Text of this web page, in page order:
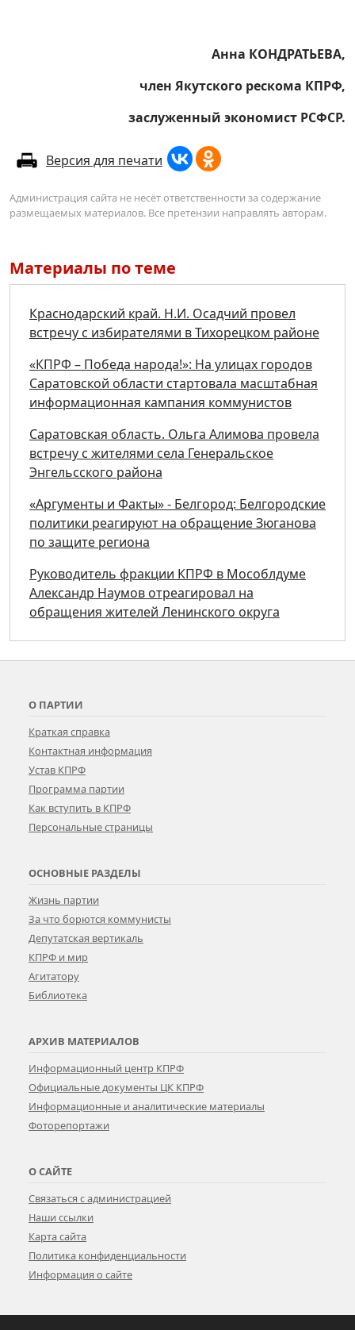
Анна КОНДРАТЬЕВА,
член Якутского рескома КПРФ,
заслуженный экономист РСФСР.
Версия для печати
Администрация сайта не несёт ответственности за содержание
размещаемых материалов. Все претензии направлять авторам.
Материалы по теме
Краснодарский край. Н.И. Осадчий провел
встречу с избирателями в Тихорецком районе
«КПРФ – Победа народа!»: На улицах городов
Саратовской области стартовала масштабная
информационная кампания коммунистов
Саратовская область. Ольга Алимова провела
встречу с жителями села Генеральское
Энгельсского района
«Аргументы и Факты» - Белгород: Белгородские
политики реагируют на обращение Зюганова
по защите региона
Руководитель фракции КПРФ в Мособлдуме
Александр Наумов отреагировал на
обращения жителей Ленинского округа
О ПАРТИИ
Краткая справка
Контактная информация
Устав КПРФ
Программа партии
Как вступить в КПРФ
Персональные страницы
ОСНОВНЫЕ РАЗДЕЛЫ
Жизнь партии
За что борются коммунисты
Депутатская вертикаль
КПРФ и мир
Агитатору
Библиотека
АРХИВ МАТЕРИАЛОВ
Информационный центр КПРФ
Официальные документы ЦК КПРФ
Информационные и аналитические материалы
Фоторепортажи
О САЙТЕ
Связаться с администрацией
Наши ссылки
Карта сайта
Политика конфиденциальности
Информация о сайте